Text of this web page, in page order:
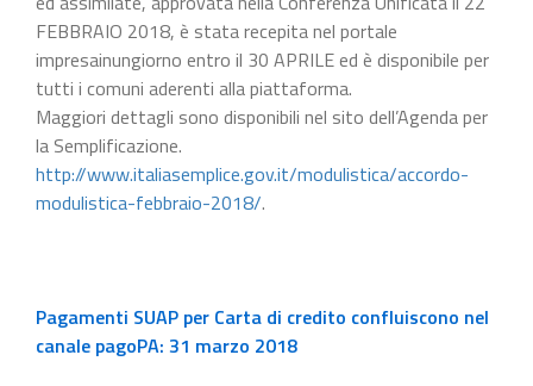
FEBBRAIO 2018, è stata recepita nel portale
impresainungiorno entro il 30 APRILE ed è disponibile per
tutti i comuni aderenti alla piattaforma.
Maggiori dettagli sono disponibili nel sito dell’Agenda per
la Semplificazione.
http://www.italiasemplice.gov.it/modulistica/accordo-
modulistica-febbraio-2018/.
Pagamenti SUAP per Carta di credito confluiscono nel
canale pagoPA: 31 marzo 2018